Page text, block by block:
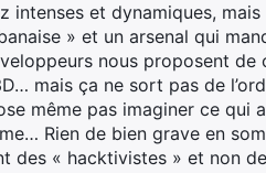
intenses et dynamiques,
» et un arsenal qui
nous proposent de
mais ça ne sort pas de
même pas imaginer ce qui
Rien de bien grave en
des « hacktivistes » et non